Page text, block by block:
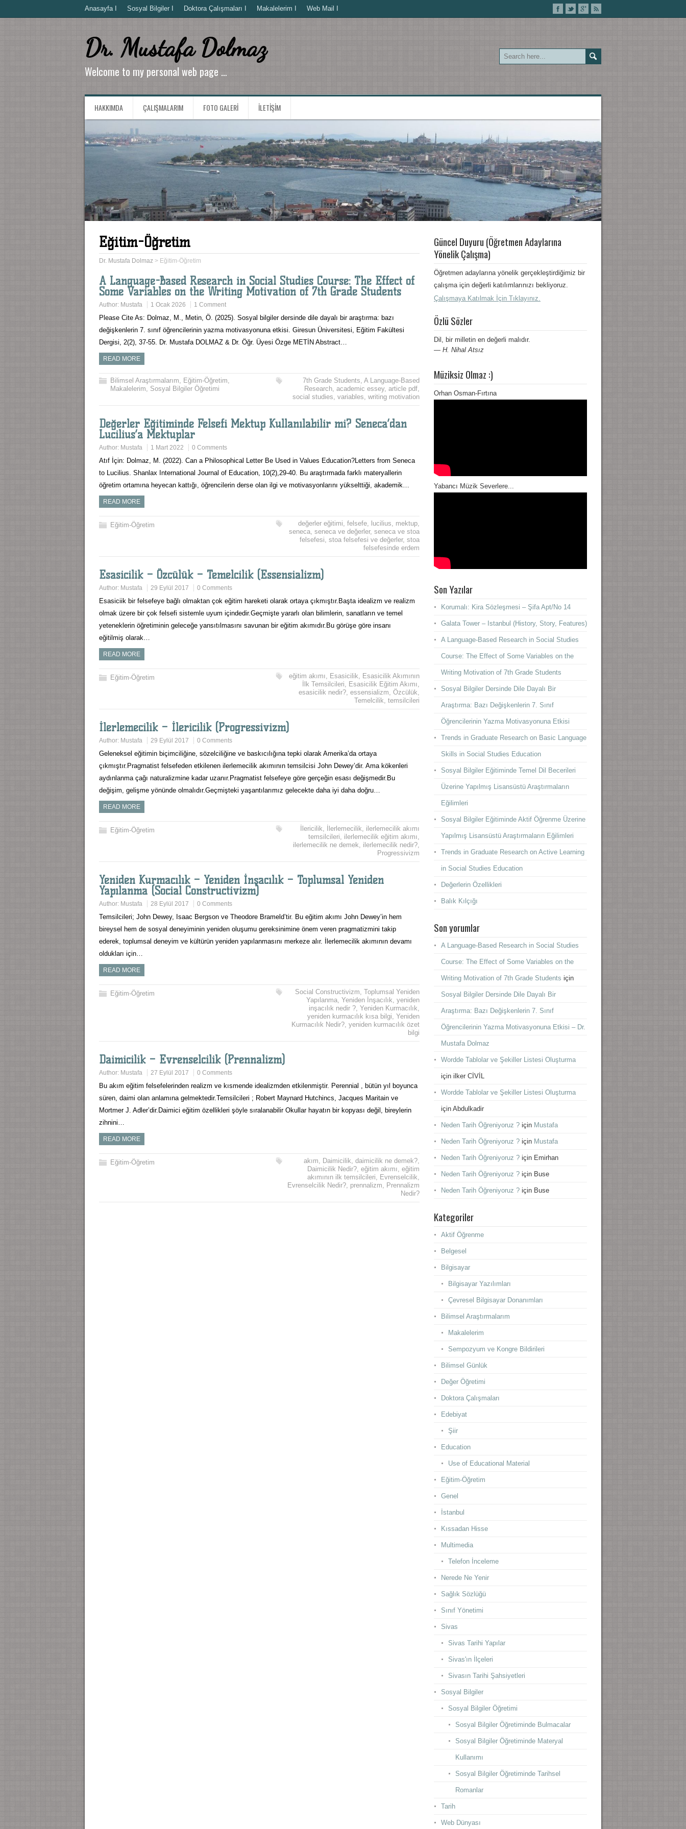
Anasayfa I Sosyal Bilgiler I Doktora Çalışmaları I Makalelerim I Web Mail I
Dr. Mustafa Dolmaz
Welcome to my personal web page …
HAKKIMDA ÇALIŞMALARIM FOTO GALERI İLETIŞIM
Eğitim-Öğretim
Dr. Mustafa Dolmaz > Eğitim-Öğretim
A Language-Based Research in Social Studies Course: The Effect of
Some Variables on the Writing Motivation of 7th Grade Students
Author: Mustafa 1 Ocak 2026 1 Comment
Please Cite As: Dolmaz, M., Metin, Ö. (2025). Sosyal bilgiler dersinde dile dayalı bir araştırma: bazı
değişkenlerin 7. sınıf öğrencilerinin yazma motivasyonuna etkisi. Giresun Üniversitesi, Eğitim Fakültesi
Dergisi, 2(2), 37-55. Dr. Mustafa DOLMAZ & Dr. Öğr. Üyesi Özge METİN Abstract…
READ MORE
Bilimsel Araştırmalarım, Eğitim-Öğretim,
Makalelerim, Sosyal Bilgiler Öğretimi
7th Grade Students, A Language-Based
Research, academic essey, article pdf,
social studies, variables, writing motivation
Değerler Eğitiminde Felsefi Mektup Kullanılabilir mi? Seneca’dan
Lucilius’a Mektuplar
Author: Mustafa 1 Mart 2022 0 Comments
Atıf İçin: Dolmaz, M. (2022). Can a Philosophical Letter Be Used in Values Education?Letters from Seneca
to Lucilius. Shanlax International Journal of Education, 10(2),29-40. Bu araştırmada farklı materyallerin
öğretim ortamına heyecan kattığı, öğrencilerin derse olan ilgi ve motivasyonlarını yükselttiği, akademik…
READ MORE
Eğitim-Öğretim değerler eğitimi, felsefe, lucilius, mektup,
seneca, seneca ve değerler, seneca ve stoa
felsefesi, stoa felsefesi ve değerler, stoa
felsefesinde erdem
Esasicilik – Özcülük – Temelcilik (Essensializm)
Author: Mustafa 29 Eylül 2017 0 Comments
Esasiciik bir felsefeye bağlı olmaktan çok eğitim hareketi olarak ortaya çıkmıştır.Başta idealizm ve realizm
olmak üzere bir çok felsefi sistemle uyum içindedir.Geçmişte yararlı olan bilimlerin, sanatların ve temel
yeteneklerin öğretiminin geleceğe yansıtılmasını savunan bir eğitim akımıdır.Bu görüşe göre insanı
eğitilmiş olarak…
READ MORE
Eğitim-Öğretim eğitim akımı, Esasicilik, Esasicilik Akımının
İlk Temsilcileri, Esasicilik Eğitim Akımı,
esasicilik nedir?, essensializm, Özcülük,
Temelcilik, temsilcileri
İlerlemecilik – İlericilik (Progressivizm)
Author: Mustafa 29 Eylül 2017 0 Comments
Geleneksel eğitimin biçimciliğine, sözelciliğine ve baskıcılığına tepki olarak Amerika’da ortaya
çıkmıştır.Pragmatist felsefeden etkilenen ilerlemecilik akımının temsilcisi John Dewey’dir. Ama kökenleri
aydınlanma çağı naturalizmine kadar uzanır.Pragmatist felsefeye göre gerçeğin esası değişmedir.Bu
değişim, gelişme yönünde olmalıdır.Geçmişteki yaşantılarımız gelecekte daha iyi daha doğru…
READ MORE
Eğitim-Öğretim İlericilik, İlerlemecilik, ilerlemecilik akımı
temsilcileri, ilerlemecilik eğitim akımı,
ilerlemecilik ne demek, ilerlemecilik nedir?,
Progressivizm
Yeniden Kurmacılık – Yeniden İnşacılık – Toplumsal Yeniden
Yapılanma (Social Constructivizm)
Author: Mustafa 28 Eylül 2017 0 Comments
Temsilcileri; John Dewey, Isaac Bergson ve Theodore Brameld’tir. Bu eğitim akımı John Dewey’in hem
bireysel hem de sosyal deneyiminin yeniden oluşumu gereksinimine önem veren pragmatizmini takip
ederek, toplumsal deneyim ve kültürün yeniden yapılanmasını merkeze alır. İlerlemecilik akımının devamı
oldukları için…
READ MORE
Eğitim-Öğretim Social Constructivizm, Toplumsal Yeniden
Yapılanma, Yeniden İnşacılık, yeniden
inşacılık nedir ?, Yeniden Kurmacılık,
yeniden kurmacılık kısa bilgi, Yeniden
Kurmacılık Nedir?, yeniden kurmacılık özet
bilgi
Daimicilik – Evrenselcilik (Prennalizm)
Author: Mustafa 27 Eylül 2017 0 Comments
Bu akım eğitim felsefelerinden realizm ve kısmende idealizmden etkilenmiştir. Perennial , bütün yıl boyunca
süren, daimi olan anlamına gelmektedir.Temsilcileri ; Robert Maynard Hutchincs, Jacques Maritain ve
Mortmer J. Adler’dir.Daimici eğitim özellikleri şöyle sıralanabilir Okullar hayatın bir kopyası değil, bireylerin
zihnini…
READ MORE
Eğitim-Öğretim akım, Daimicilik, daimicilik ne demek?,
Daimicilik Nedir?, eğitim akımı, eğitim
akımının ilk temsilcileri, Evrenselcilik,
Evrenselcilik Nedir?, prennalizm, Prennalizm
Nedir?
Güncel Duyuru (Öğretmen Adaylarına
Yönelik Çalışma)
Öğretmen adaylarına yönelik gerçekleştirdiğimiz bir
çalışma için değerli katılımlarınızı bekliyoruz.
Çalışmaya Katılmak İçin Tıklayınız.
Özlü Sözler
Dil, bir milletin en değerli malıdır.
— H. Nihal Atsız
Müziksiz Olmaz :)
Orhan Osman-Fırtına
Yabancı Müzik Severlere...
Son Yazılar
Korumalı: Kira Sözleşmesi – Şifa Apt/No 14
Galata Tower – Istanbul (History, Story, Features)
A Language-Based Research in Social Studies
Course: The Effect of Some Variables on the
Writing Motivation of 7th Grade Students
Sosyal Bilgiler Dersinde Dile Dayalı Bir
Araştırma: Bazı Değişkenlerin 7. Sınıf
Öğrencilerinin Yazma Motivasyonuna Etkisi
Trends in Graduate Research on Basic Language
Skills in Social Studies Education
Sosyal Bilgiler Eğitiminde Temel Dil Becerileri
Üzerine Yapılmış Lisansüstü Araştırmaların
Eğilimleri
Sosyal Bilgiler Eğitiminde Aktif Öğrenme Üzerine
Yapılmış Lisansüstü Araştırmaların Eğilimleri
Trends in Graduate Research on Active Learning
in Social Studies Education
Değerlerin Özellikleri
Balık Kılçığı
Son yorumlar
A Language-Based Research in Social Studies
Course: The Effect of Some Variables on the
Writing Motivation of 7th Grade Students için
Sosyal Bilgiler Dersinde Dile Dayalı Bir
Araştırma: Bazı Değişkenlerin 7. Sınıf
Öğrencilerinin Yazma Motivasyonuna Etkisi – Dr.
Mustafa Dolmaz
Wordde Tablolar ve Şekiller Listesi Oluşturma
için ilker CİVİL
Wordde Tablolar ve Şekiller Listesi Oluşturma
için Abdulkadir
Neden Tarih Öğreniyoruz ? için Mustafa
Neden Tarih Öğreniyoruz ? için Mustafa
Neden Tarih Öğreniyoruz ? için Emirhan
Neden Tarih Öğreniyoruz ? için Buse
Neden Tarih Öğreniyoruz ? için Buse
Kategoriler
Aktif Öğrenme
Belgesel
Bilgisayar
Bilgisayar Yazılımları
Çevresel Bilgisayar Donanımları
Bilimsel Araştırmalarım
Makalelerim
Sempozyum ve Kongre Bildirileri
Bilimsel Günlük
Değer Öğretimi
Doktora Çalışmaları
Edebiyat
Şiir
Education
Use of Educational Material
Eğitim-Öğretim
Genel
İstanbul
Kıssadan Hisse
Multimedia
Telefon İnceleme
Nerede Ne Yenir
Sağlık Sözlüğü
Sınıf Yönetimi
Sivas
Sivas Tarihi Yapılar
Sivas'ın İlçeleri
Sivasın Tarihi Şahsiyetleri
Sosyal Bilgiler
Sosyal Bilgiler Öğretimi
Sosyal Bilgiler Öğretiminde Bulmacalar
Sosyal Bilgiler Öğretiminde Materyal
Kullanımı
Sosyal Bilgiler Öğretiminde Tarihsel
Romanlar
Tarih
Web Dünyası